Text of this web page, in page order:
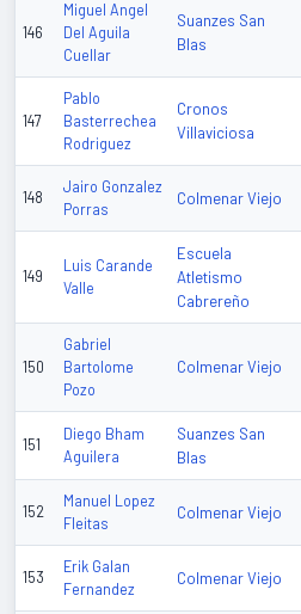
146
Miguel Angel
Del Aguila
Cuellar
Suanzes San
Blas
147
Pablo
Basterrechea
Rodriguez
Cronos
Villaviciosa
148
Jairo Gonzalez
Porras
Colmenar Viejo
149
Luis Carande
Valle
Escuela
Atletismo
Cabrereño
150
Gabriel
Bartolome
Pozo
Colmenar Viejo
151
Diego Bham
Aguilera
Suanzes San
Blas
152
Manuel Lopez
Fleitas
Colmenar Viejo
153
Erik Galan
Fernandez
Colmenar Viejo